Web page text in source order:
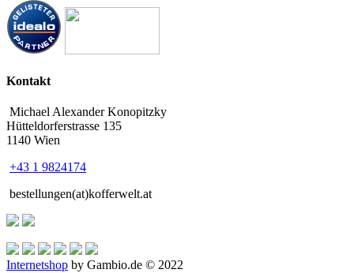
Kontakt
Michael Alexander Konopitzky
Hütteldorferstrasse 135
1140 Wien
+43 1 9824174
bestellungen(at)kofferwelt.at
Internetshop by Gambio.de © 2022